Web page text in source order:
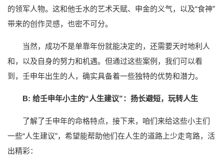
的领军人物。这和他壬水的艺术天赋、申金的义气，以及“食神”
带来的创作灵感，也密不可分。
当然，成功不是单靠年份就能决定的，还需要天时地利人
和，以及自身的努力和机遇。但通过这些案例，我们可以看
到，壬申年出生的人，确实具备着一些独特的优势和潜力。
B: 给壬申年小主的“人生建议”：扬长避短，玩转人生
了解了壬申年的命格特点，接下来，咱们来给这些小主们
一些“人生建议”，希望能帮助他们在人生的道路上少走弯路，活
出精彩：